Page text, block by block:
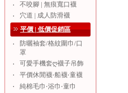
‧
不咬腳 | 無痕寬口襪
‧
穴道 | 成人防滑襪
平價 | 低價促銷區
‧
防曬袖套/格紋圍巾/口
罩
‧
可愛手機套ღ襪子吊飾
‧
平價休閒襪‧船襪‧童襪
‧
純棉毛巾‧浴巾‧童巾